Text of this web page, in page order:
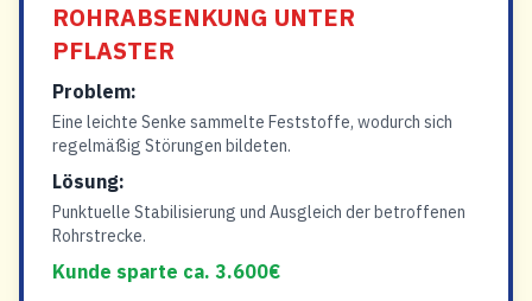
ROHRABSENKUNG UNTER
PFLASTER
Problem:
Eine leichte Senke sammelte Feststoffe, wodurch sich
regelmäßig Störungen bildeten.
Lösung:
Punktuelle Stabilisierung und Ausgleich der betroffenen
Rohrstrecke.
Kunde sparte ca. 3.600€